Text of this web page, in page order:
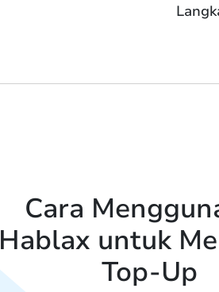
Cara
Hablax untuk
Top-Up